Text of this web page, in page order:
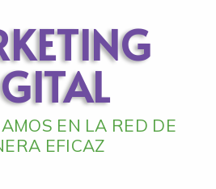
EN LA RED DE
EFICAZ